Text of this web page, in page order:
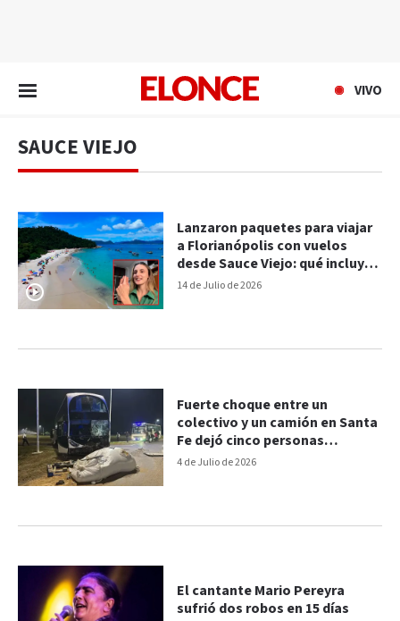
VIVO
SAUCE VIEJO
14 de Julio de 2026
Lanzaron paquetes para viajar
a Florianópolis con vuelos
desde Sauce Viejo: qué incluyen
y cuánto salen
4 de Julio de 2026
Fuerte choque entre un
colectivo y un camión en Santa
Fe dejó cinco personas
hospitalizadas
El cantante Mario Pereyra
sufrió dos robos en 15 días